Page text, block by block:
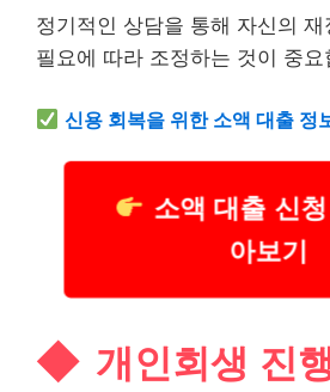
정기적인 상담을 통해 자신의
필요에 따라 조정하는 것이 중요
신용 회복을 위한 소액 대출 정
소액 대출 신청
아보기
개인회생 진